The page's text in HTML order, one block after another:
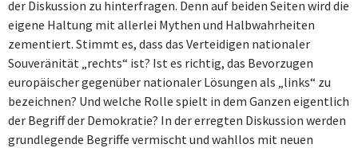
der Diskussion zu hinterfragen. Denn auf beiden Seiten wird die
eigene Haltung mit allerlei Mythen und Halbwahrheiten
zementiert. Stimmt es, dass das Verteidigen nationaler
Souveränität „rechts“ ist? Ist es richtig, das Bevorzugen
europäischer gegenüber nationaler Lösungen als „links“ zu
bezeichnen? Und welche Rolle spielt in dem Ganzen eigentlich
der Begriff der Demokratie? In der erregten Diskussion werden
grundlegende Begriffe vermischt und wahllos mit neuen